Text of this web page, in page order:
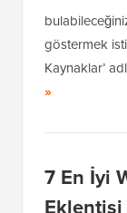
göstermek
Kaynaklar’
»
7 En İyi